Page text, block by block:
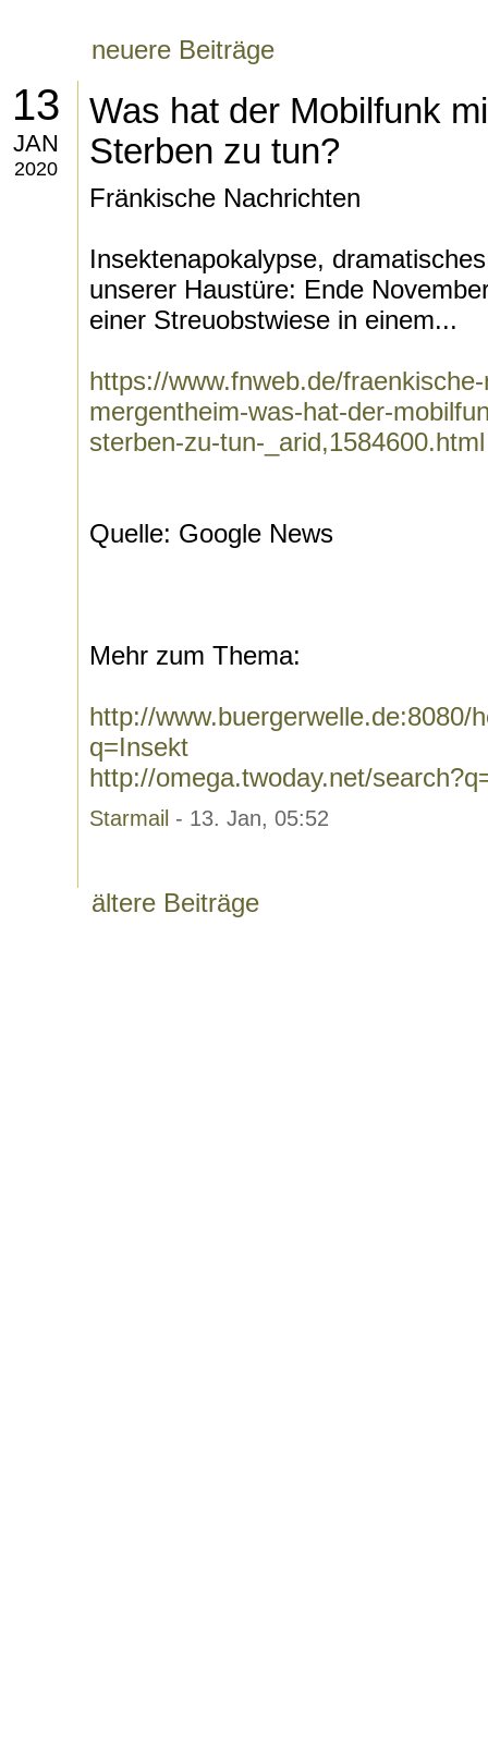
neuere Beiträge
13
JAN
2020
Was hat der Mobilfunk
Sterben zu tun?
Fränkische Nachrichten
Insektenapokalypse,
unserer Haustüre: Ende
einer Streuobstwiese in einem...
https://www.fnweb.de/
mergentheim-was-hat-der-
sterben-zu-tun-_arid,1584600.html
Quelle: Google News
Mehr zum Thema:
http://www.buergerwelle.de:8080/
q=Insekt
http://omega.twoday.net/
Starmail - 13. Jan, 05:52
ältere Beiträge